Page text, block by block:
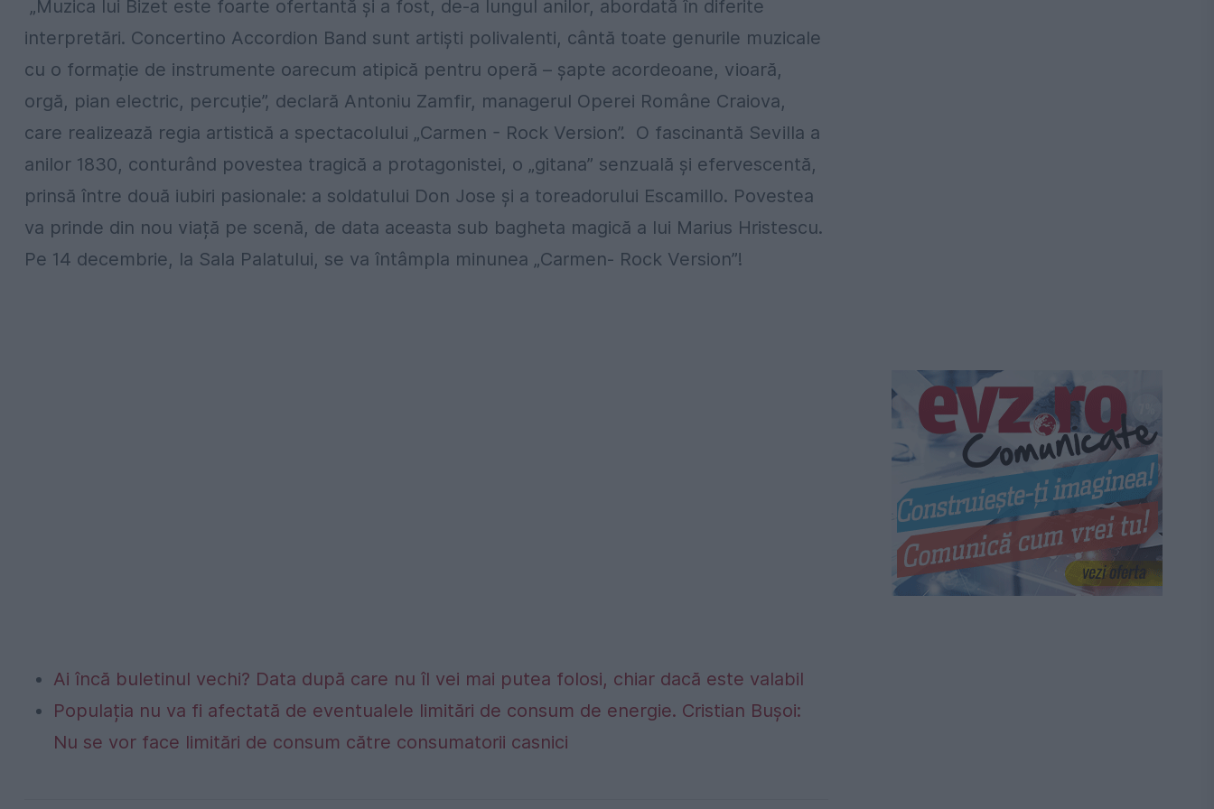
„Muzica lui Bizet este foarte ofertantă și a fost, de-a lungul anilor, abordată în diferite
interpretări. Concertino Accordion Band sunt artiști polivalenti, cântă toate genurile muzicale
cu o formație de instrumente oarecum atipică pentru operă – șapte acordeoane, vioară,
orgă, pian electric, percuție”, declară Antoniu Zamfir, managerul Operei Române Craiova,
care realizează regia artistică a spectacolului „Carmen - Rock Version”. O fascinantă Sevilla a
anilor 1830, conturând povestea tragică a protagonistei, o „gitana” senzuală și efervescentă,
prinsă între două iubiri pasionale: a soldatului Don Jose și a toreadorului Escamillo. Povestea
va prinde din nou viață pe scenă, de data aceasta sub bagheta magică a lui Marius Hristescu.
Pe 14 decembrie, la Sala Palatului, se va întâmpla minunea „Carmen- Rock Version”!
Ai încă buletinul vechi? Data după care nu îl vei mai putea folosi, chiar dacă este valabil
Populația nu va fi afectată de eventualele limitări de consum de energie. Cristian Bușoi:
Nu se vor face limitări de consum către consumatorii casnici